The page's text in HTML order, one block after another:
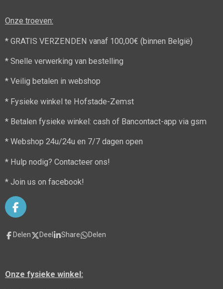
Onze troeven:
* GRATIS VERZENDEN vanaf 100,00€ (binnen België)
* Snelle verwerking van bestelling
* Veilig betalen in webshop
* Fysieke winkel te Hofstade-Zemst
* Betalen fysieke winkel: cash of Bancontact-app via gsm
* Webshop 24u/24u en 7/7 dagen open
* Hulp nodig? Contacteer ons!
* Join us on facebook!
F
a
c
e
k
Delen Deel Share Delen
Onze fysieke winkel: